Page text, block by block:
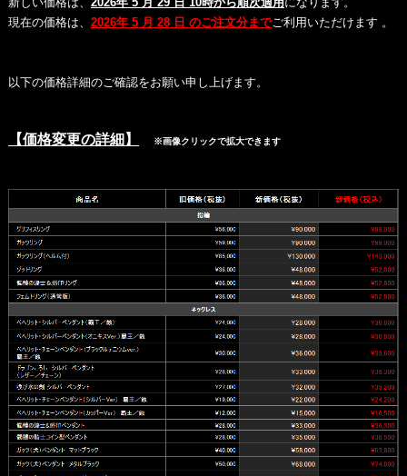
現在の価格は、 2026年 5 月 28 日 のご注文分までご利用いただけます 。
以下の価格詳細のご確認をお願い申し上げます。
【価格変更の詳細】 ※画像クリックで拡大できます